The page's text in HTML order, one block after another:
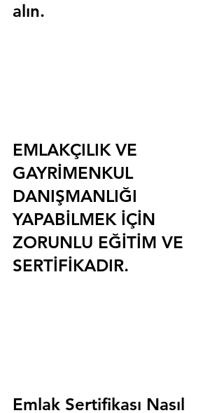
alın.
EMLAKÇILIK VE
GAYRİMENKUL
DANIŞMANLIĞI
YAPABİLMEK İÇİN
ZORUNLU EĞİTİM VE
SERTİFİKADIR.
Emlak Sertifikası Nasıl